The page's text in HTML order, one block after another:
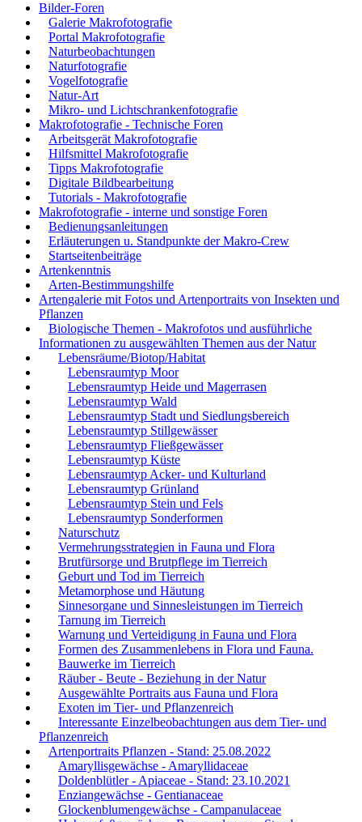
Bilder-Foren
Galerie Makrofotografie
Portal Makrofotografie
Naturbeobachtungen
Naturfotografie
Vogelfotografie
Natur-Art
Mikro- und Lichtschrankenfotografie
Makrofotografie - Technische Foren
Arbeitsgerät Makrofotografie
Hilfsmittel Makrofotografie
Tipps Makrofotografie
Digitale Bildbearbeitung
Tutorials - Makrofotografie
Makrofotografie - interne und sonstige Foren
Bedienungsanleitungen
Erläuterungen u. Standpunkte der Makro-Crew
Startseitenbeiträge
Artenkenntnis
Arten-Bestimmungshilfe
Artengalerie mit Fotos und Artenportraits von Insekten und
Pflanzen
Biologische Themen - Makrofotos und ausführliche
Informationen zu ausgewählten Themen aus der Natur
Lebensräume/Biotop/Habitat
Lebensraumtyp Moor
Lebensraumtyp Heide und Magerrasen
Lebensraumtyp Wald
Lebensraumtyp Stadt und Siedlungsbereich
Lebensraumtyp Stillgewässer
Lebensraumtyp Fließgewässer
Lebensraumtyp Küste
Lebensraumtyp Acker- und Kulturland
Lebensraumtyp Grünland
Lebensraumtyp Stein und Fels
Lebensraumtyp Sonderformen
Naturschutz
Vermehrungsstrategien in Fauna und Flora
Brutfürsorge und Brutpflege im Tierreich
Geburt und Tod im Tierreich
Metamorphose und Häutung
Sinnesorgane und Sinnesleistungen im Tierreich
Tarnung im Tierreich
Warnung und Verteidigung in Fauna und Flora
Formen des Zusammenlebens in Flora und Fauna.
Bauwerke im Tierreich
Räuber - Beute - Beziehung in der Natur
Ausgewählte Portraits aus Fauna und Flora
Exoten im Tier- und Pflanzenreich
Interessante Einzelbeobachtungen aus dem Tier- und
Pflanzenreich
Artenportraits Pflanzen - Stand: 25.08.2022
Amaryllisgewächse - Amaryllidaceae
Doldenblütler - Apiaceae - Stand: 23.10.2021
Enziangewächse - Gentianaceae
Glockenblumengewächse - Campanulaceae